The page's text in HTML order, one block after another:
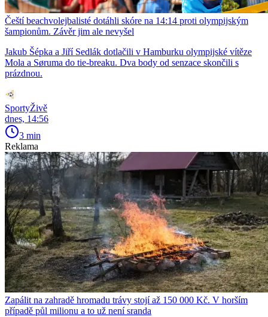
Čeští beachvolejbalisté dotáhli skóre na 14:14 proti olympijským
šampionům. Závěr jim ale nevyšel
Jakub Šépka a Jiří Sedlák dotlačili v Hamburku olympijské vítěze
Mola a Søruma do tie-breaku. Dva body od senzace skončili s
prázdnou.
SportyŽivě
dnes, 14:56
3 min
Reklama
Zapálit na zahradě hromadu trávy stojí až 150 000 Kč. V horším
případě půl milionu a to už není sranda